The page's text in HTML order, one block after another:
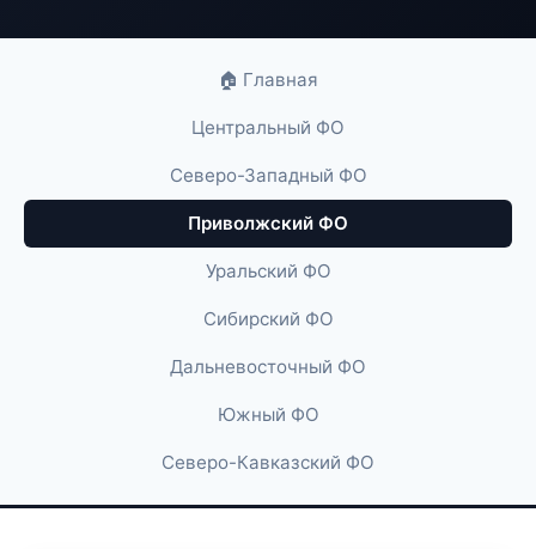
🏠 Главная
Центральный ФО
Северо-Западный ФО
Приволжский ФО
Уральский ФО
Сибирский ФО
Дальневосточный ФО
Южный ФО
Северо-Кавказский ФО